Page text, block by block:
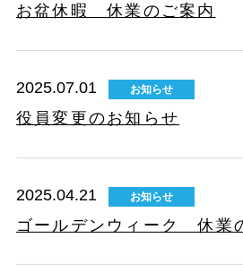
お盆休暇 休業のご案内
2025.07.01 お知らせ
役員変更のお知らせ
2025.04.21 お知らせ
ゴールデンウィーク 休業